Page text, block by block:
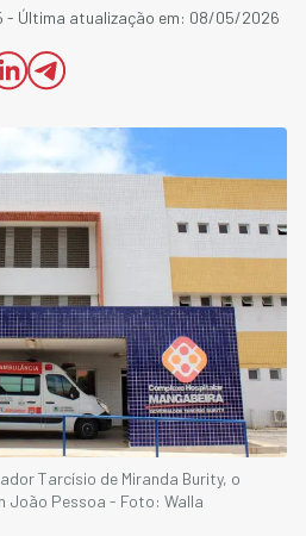
- Última atualização em: 08/05/2026
Tarcísio de Miranda Burity, o
João Pessoa - Foto: Walla